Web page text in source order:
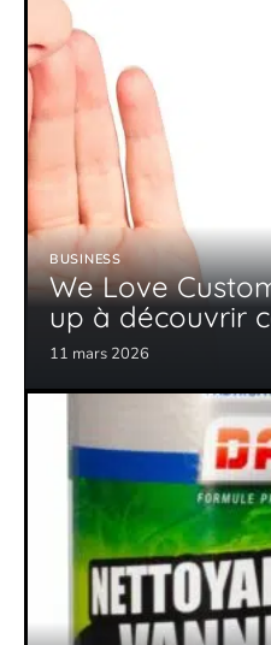
BUSINESS
We Love
up à découvrir
11 mars 2026